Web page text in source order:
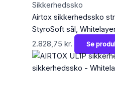
Sikkerhedssko
Airtox sikkerhedssko
StyroSoft sål,
2.828,75 kr. Se